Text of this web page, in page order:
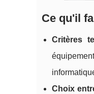
Ce qu'il
Critères
Choix